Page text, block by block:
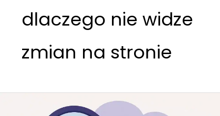
dlaczego nie widze
zmian na stronie